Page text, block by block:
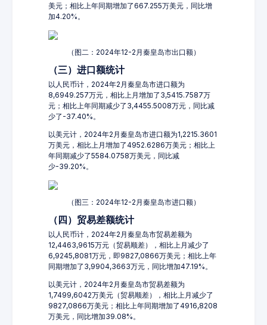
美元；相比上年同期增加了667.255万美元，同比增
加4.20%。
（图二：2024年12-2月秦皇岛市出口额）
（三）进口额统计
以人民币计，2024年2月秦皇岛市进口额为
8,6949.257万元，相比上月增加了3,5415.7587万
元；相比上年同期减少了3,4455.5008万元，同比减
少了-37.40%。
以美元计，2024年2月秦皇岛市进口额为1,2215.3601
万美元，相比上月增加了4952.6286万美元；相比上
年同期减少了5584.0758万美元，同比减
少-39.20%。
（图三：2024年12-2月秦皇岛市进口额）
（四）贸易差额统计
以人民币计，2024年2月秦皇岛市贸易差额为
12,4463,9615万元（贸易顺差），相比上月减少了
6,9245,8081万元，即9827,0866万美元；相比上年
同期增加了3,9904,3663万元，同比增加47.19%。
以美元计，2024年2月秦皇岛市贸易差额为
1,7499,6042万美元（贸易顺差），相比上月减少了
9827,0866万美元；相比上年同期增加了4916,8208
万美元，同比增加39.08%。